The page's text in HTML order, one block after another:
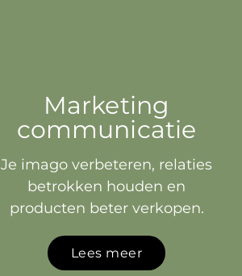
Marketing
communicatie
Je imago verbeteren, relaties
betrokken houden en
producten beter verkopen.
Lees meer